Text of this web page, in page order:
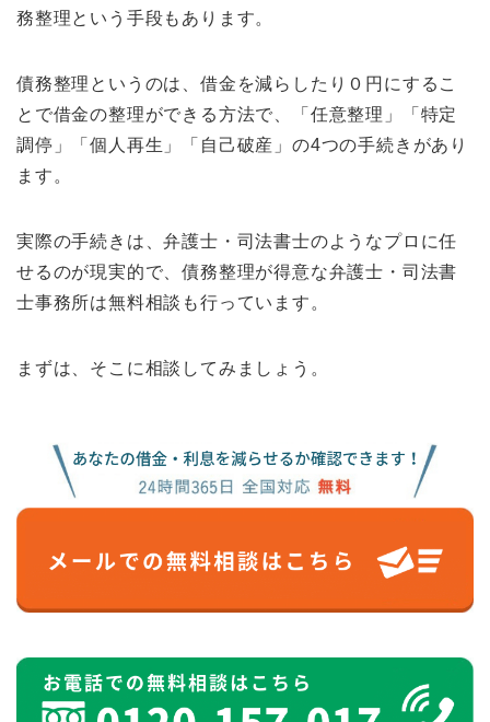
務整理という手段もあります。
債務整理というのは、借金を減らしたり０円にするこ
とで借金の整理ができる方法で、「任意整理」「特定
調停」「個人再生」「自己破産」の4つの手続きがあり
ます。
実際の手続きは、弁護士・司法書士のようなプロに任
せるのが現実的で、債務整理が得意な弁護士・司法書
士事務所は無料相談も行っています。
まずは、そこに相談してみましょう。